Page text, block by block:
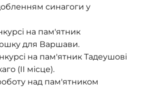
синагоги у
на пам'ятник
для Варшави.
на пам'ятник Тадеушові
(ІІ місце).
над пам'ятником